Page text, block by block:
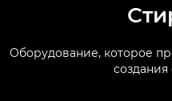
Оборудование, которое